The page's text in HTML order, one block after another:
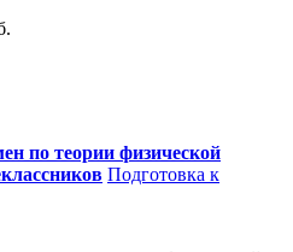
по теории физической
Подготовка к